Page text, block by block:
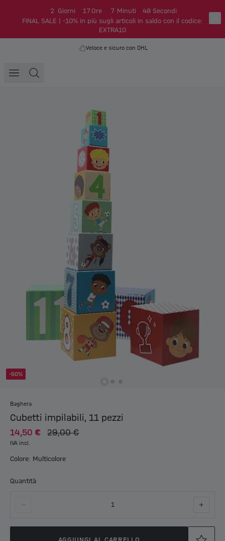
2 Giorni 17 Ore 7 Minuti 48 Secondi
FINAL SALE | -10% in più sugli articoli in saldo con il codice:
EXTRA10
Veloce e sicuro con DHL
-50%
Baghera
Cubetti impilabili, 11 pezzi
14,50 € 29,00 €
IVA incl.
Colore: Multicolore
Quantità
1